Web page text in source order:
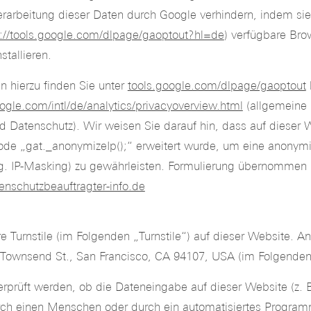
dieser Daten durch Google verhindern, indem
tools.google.com/dlpage/gaoptout?hl=de) verfügbare
hierzu finden Sie unter tools.google.com/dlpage/gaoptout
intl/de/analytics/privacyoverview.html
(allgemeine
Datenschutz). Wir weisen Sie darauf hin, dass auf dieser
„gat._anonymizeIp();“ erweitert wurde, um eine
IP-Masking) zu gewährleisten. Formulierung übernommen
info.de
Turnstile (im Folgenden „Turnstile“) auf dieser Website.
St., San Francisco, CA 94107, USA (im
werden, ob die Dateneingabe auf dieser Website (z.
einen Menschen oder durch ein automatisiertes